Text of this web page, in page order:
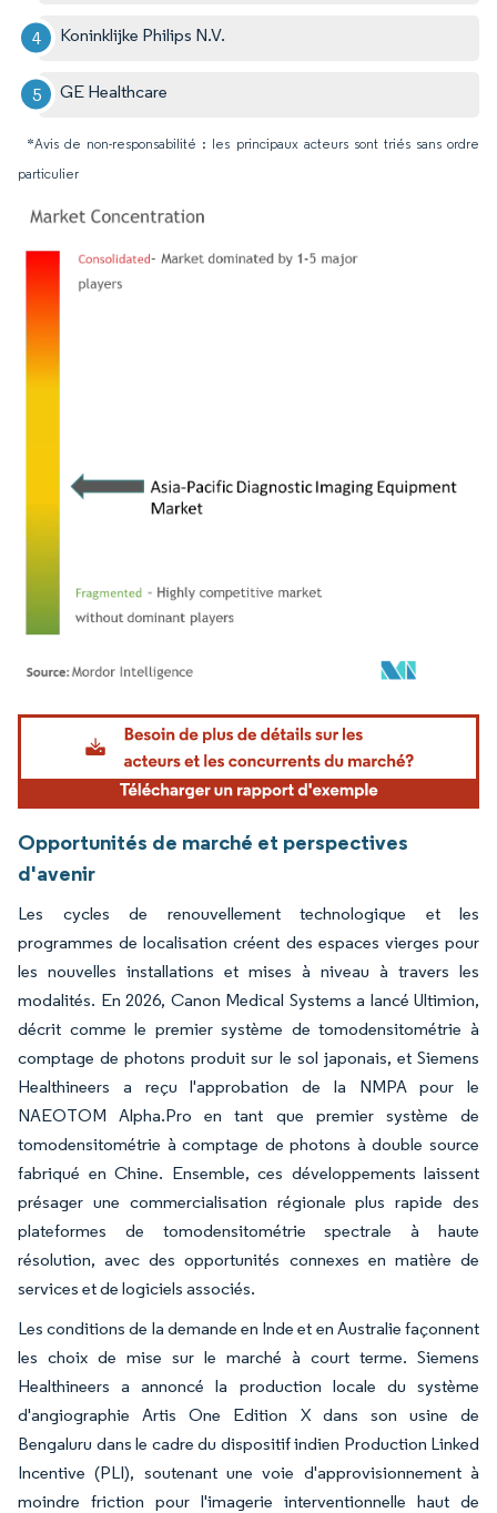
Koninklijke Philips N.V.
GE Healthcare
*Avis de non-responsabilité : les principaux acteurs sont triés sans ordre
particulier
Image © Mordor Intelligence. La réutilisation nécessite une attribution sous CC BY
Opportunités de marché et perspectives
d'avenir
Les cycles de renouvellement technologique et les
programmes de localisation créent des espaces vierges pour
les nouvelles installations et mises à niveau à travers les
modalités. En 2026, Canon Medical Systems a lancé Ultimion,
décrit comme le premier système de tomodensitométrie à
comptage de photons produit sur le sol japonais, et Siemens
Healthineers a reçu l'approbation de la NMPA pour le
NAEOTOM Alpha.Pro en tant que premier système de
tomodensitométrie à comptage de photons à double source
fabriqué en Chine. Ensemble, ces développements laissent
présager une commercialisation régionale plus rapide des
plateformes de tomodensitométrie spectrale à haute
résolution, avec des opportunités connexes en matière de
services et de logiciels associés.
Les conditions de la demande en Inde et en Australie façonnent
les choix de mise sur le marché à court terme. Siemens
Healthineers a annoncé la production locale du système
d'angiographie Artis One Edition X dans son usine de
Bengaluru dans le cadre du dispositif indien Production Linked
Incentive (PLI), soutenant une voie d'approvisionnement à
moindre friction pour l'imagerie interventionnelle haut de